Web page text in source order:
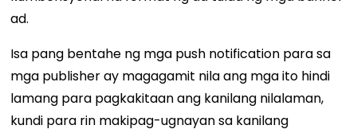
ad.
Isa pang bentahe ng mga push notification para sa
mga publisher ay magagamit nila ang mga ito hindi
lamang para pagkakitaan ang kanilang nilalaman,
kundi para rin makipag-ugnayan sa kanilang